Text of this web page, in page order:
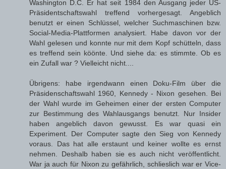
Washington D.C. Er hat seit 1984 den Ausgang jeder US-
Präsidentschaftswahl treffend vorhergesagt. Angeblich
benutzt er einen Schlüssel, welcher Suchmaschinen bzw.
Social-Media-Plattformen analysiert. Habe davon vor der
Wahl gelesen und konnte nur mit dem Kopf schütteln, dass
es treffend sein köönte. Und siehe da: es stimmte. Ob es
ein Zufall war ? Vielleicht nicht....
Übrigens: habe irgendwann einen Doku-Film über die
Präsidenschaftswahl 1960, Kennedy - Nixon gesehen. Bei
der Wahl wurde im Geheimen einer der ersten Computer
zur Bestimmung des Wahlausgangs benutzt. Nur Insider
haben angeblich davon gewusst. Es war quasi ein
Experiment. Der Computer sagte den Sieg von Kennedy
voraus. Das hat alle erstaunt und keiner wollte es ernst
nehmen. Deshalb haben sie es auch nicht veröffentlicht.
War ja auch für Nixon zu gefährlich, schlieslich war er Vice-